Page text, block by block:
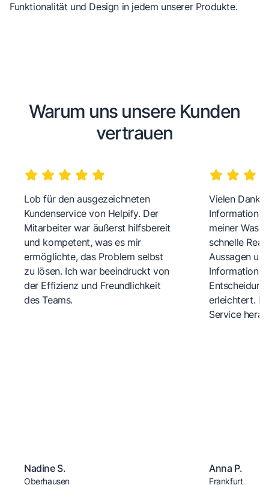
Funktionalität und Design in jedem unserer Produkte.
Warum uns unsere Kunden
vertrauen
Lob für den ausgezeichneten
Kundenservice von Helpify. Der
Mitarbeiter war äußerst hilfsbereit
und kompetent, was es mir
ermöglichte, das Problem selbst
zu lösen. Ich war beeindruckt von
der Effizienz und Freundlichkeit
des Teams.
Nadine S.
Oberhausen
Vielen Dank
meiner
schnelle
Aussagen
erleichtert.
Service
Anna P.
Frankfurt